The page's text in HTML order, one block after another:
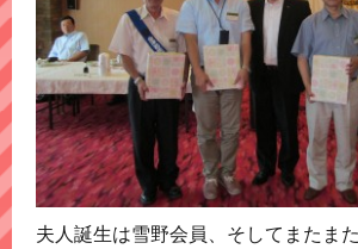
夫人誕生は雪野会員、そしてまたま